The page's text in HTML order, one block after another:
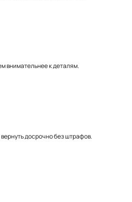
внимательнее к деталям.
досрочно без штрафов.